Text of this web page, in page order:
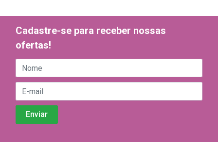
Cadastre-se para receber nossas
ofertas!